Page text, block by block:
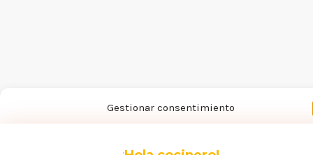
Gestionar consentimiento
para almacenar y/o acceder a la información del dispositivo. El